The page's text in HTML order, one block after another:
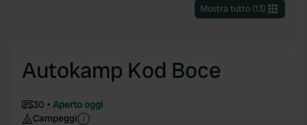
Mostra tutto(13)
Autokamp Kod Boce
30
Aperto oggi
Campeggi